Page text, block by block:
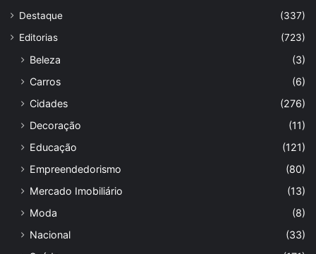
Destaque
(337)
Editorias
(723)
Beleza
(3)
Carros
(6)
Cidades
(276)
Decoração
(11)
Educação
(121)
Empreendedorismo
(80)
Mercado Imobiliário
(13)
Moda
(8)
Nacional
(33)